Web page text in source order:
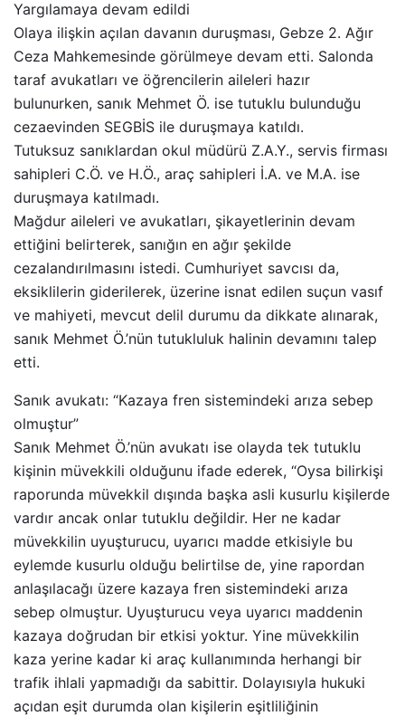
Yargılamaya devam edildi
Olaya ilişkin açılan davanın duruşması, Gebze 2. Ağır
Ceza Mahkemesinde görülmeye devam etti. Salonda
taraf avukatları ve öğrencilerin aileleri hazır
bulunurken, sanık Mehmet Ö. ise tutuklu bulunduğu
cezaevinden SEGBİS ile duruşmaya katıldı.
Tutuksuz sanıklardan okul müdürü Z.A.Y., servis firması
sahipleri C.Ö. ve H.Ö., araç sahipleri İ.A. ve M.A. ise
duruşmaya katılmadı.
Mağdur aileleri ve avukatları, şikayetlerinin devam
ettiğini belirterek, sanığın en ağır şekilde
cezalandırılmasını istedi. Cumhuriyet savcısı da,
eksiklilerin giderilerek, üzerine isnat edilen suçun vasıf
ve mahiyeti, mevcut delil durumu da dikkate alınarak,
sanık Mehmet Ö.’nün tutukluluk halinin devamını talep
etti.
Sanık avukatı: “Kazaya fren sistemindeki arıza sebep
olmuştur”
Sanık Mehmet Ö.’nün avukatı ise olayda tek tutuklu
kişinin müvekkili olduğunu ifade ederek, “Oysa bilirkişi
raporunda müvekkil dışında başka asli kusurlu kişilerde
vardır ancak onlar tutuklu değildir. Her ne kadar
müvekkilin uyuşturucu, uyarıcı madde etkisiyle bu
eylemde kusurlu olduğu belirtilse de, yine rapordan
anlaşılacağı üzere kazaya fren sistemindeki arıza
sebep olmuştur. Uyuşturucu veya uyarıcı maddenin
kazaya doğrudan bir etkisi yoktur. Yine müvekkilin
kaza yerine kadar ki araç kullanımında herhangi bir
trafik ihlali yapmadığı da sabittir. Dolayısıyla hukuki
açıdan eşit durumda olan kişilerin eşitliliğinin